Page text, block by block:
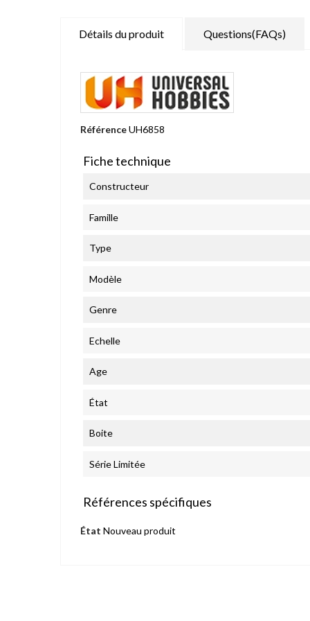
Détails du produit Questions(FAQs)
RéférenceUH6858
Fiche technique
Constructeur
Famille
Type
Modèle
Genre
Echelle
Age
État
Boite
Série Limitée
Références spécifiques
État Nouveau produit